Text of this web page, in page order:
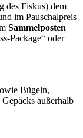
des Fiskus) dem
im Pauschalpreis
Sammelposten
Package“ oder
Bügeln,
außerhalb